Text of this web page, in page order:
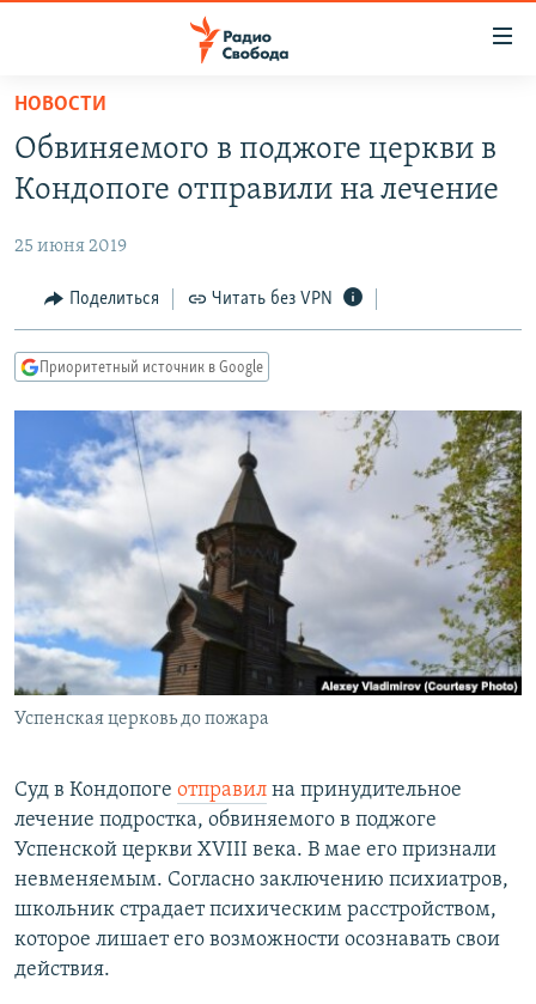
упрощенного
доступа
Вернуться
основному
Вернутся
главной
навигации
Вернутся
поиску
ПРОГРАММЫ
АВТОРСКИЕ ПРОЕКТЫ
ЦИТАТЫ СВОБОДЫ
МНЕНИЯ
IDEL.РЕАЛИИ
КАВКАЗ.РЕАЛИИ
СЕВЕР.РЕАЛИИ
СИБИРЬ.РЕАЛИИ
РАСПИСАНИЕ ВЕЩАНИЯ
ПОДПИШИТЕСЬ НА РАССЫЛКУ
СОЦИАЛЬНЫЕ СЕТИ
Все сайты РСЕ/РС
НОВОСТИ
Обвиняемого в поджоге церкви в
Кондопоге отправили на лечение
25 июня 2019
Поделиться Читать без VPN
Приоритетный источник в Google
Успенская церковь до пожара
Суд в Кондопоге отправил на принудительное
лечение подростка, обвиняемого в поджоге
Успенской церкви XVIII века. В мае его признали
невменяемым. Согласно заключению психиатров,
школьник страдает психическим расстройством,
которое лишает его возможности осознавать свои
действия.